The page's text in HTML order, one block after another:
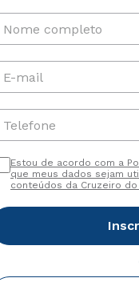
Nome completo
E-mail
Telefone
Estou de acordo com a
que meus dados sejam
conteúdos da Cruzeiro do